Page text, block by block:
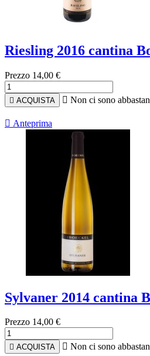
Riesling 2016 cantina
Prezzo 14,00 €
 ACQUISTA  Non ci sono
 Anteprima
Sylvaner 2014 cantina
Prezzo 14,00 €
 ACQUISTA  Non ci sono